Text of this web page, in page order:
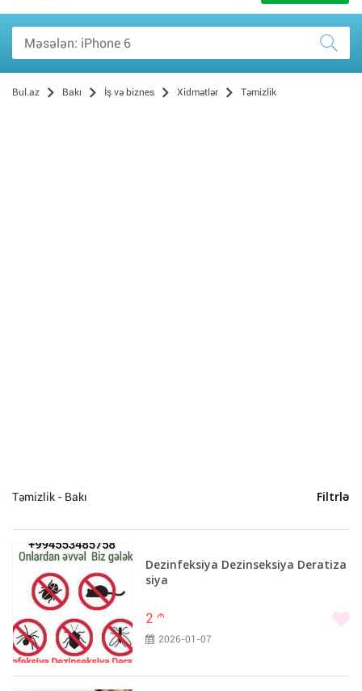
Bul.az Bakı İş və biznes Xidmətlər Təmizlik
Tərcümə (7)
Tibbi masaj (4)
Uşaq baxıcısı (2)
Baxıcı (2)
Video çəkiliş və fotosessiya (2)
Bakı (13)
Ağsu (1)
Təmizlik - Bakı Filtrlə
Dezinfeksiya Dezinseksiya Deratiza
siya
2 m
2026-01-07